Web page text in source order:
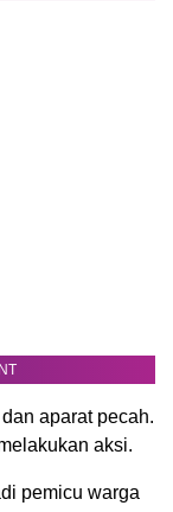
aparat pecah.
aksi.
pemicu warga